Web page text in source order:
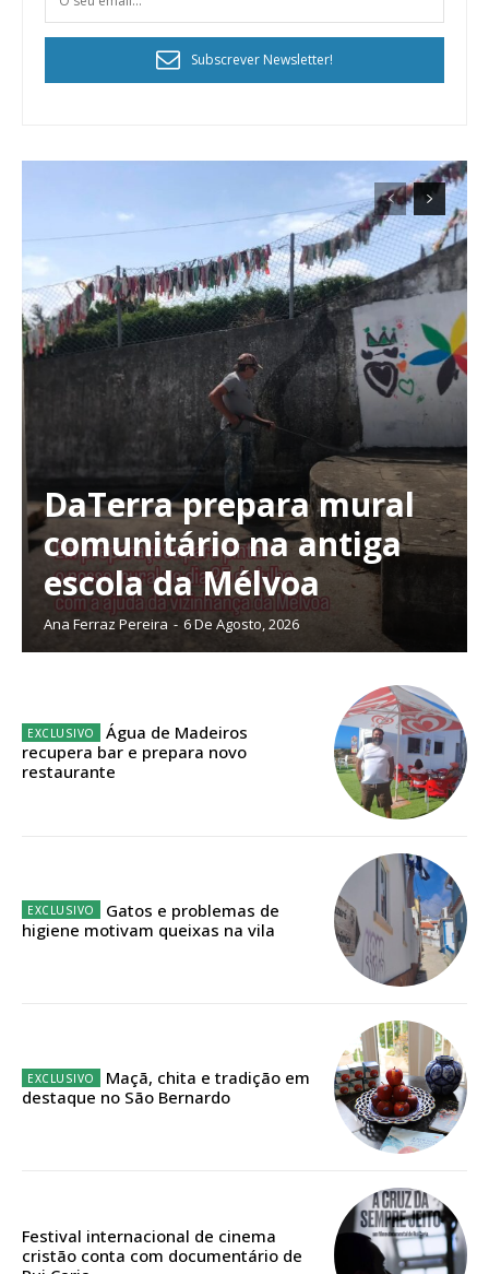
Planos de Assinatura
Faça-se assinante do Região de Cister e ajude-nos a manter este serviço
Sendo assinante terá acesso a todos os conteúdos exclusivos e versões
Escolha o plano de assinatura desejado:
32€
Edição em papel entregue à Quinta-feira em sua
casa
Subscrever Newsletter!
DaTerra prepara mural
comunitário na antiga
escola da Mélvoa
Ana Ferraz Pereira - 6 De Agosto, 2026
Água de Madeiros
recupera bar e prepara novo
restaurante
Gatos e problemas de
higiene motivam queixas na vila
Maçã, chita e tradição em
destaque no São Bernardo
Festival internacional de cinema
cristão conta com documentário de